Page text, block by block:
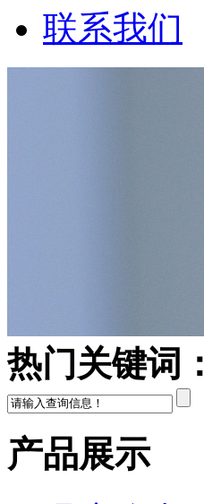
联系我们
热门关键词：
产品展示